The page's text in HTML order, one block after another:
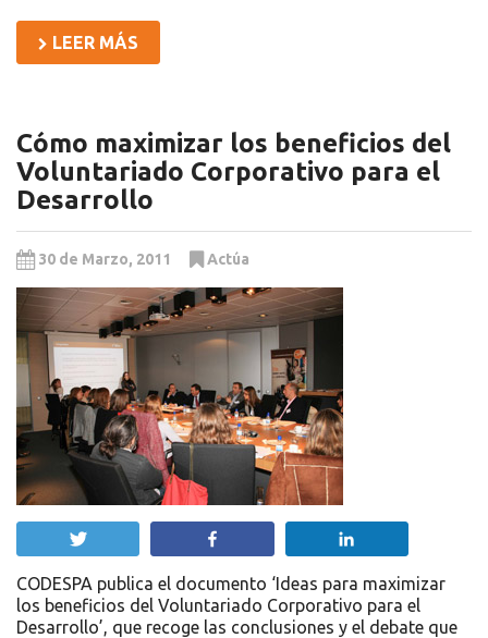
LEER MÁS
Cómo maximizar los beneficios del
Voluntariado Corporativo para el
Desarrollo
30 de Marzo, 2011 Actúa
CODESPA publica el documento ‘Ideas para maximizar
los beneficios del Voluntariado Corporativo para el
Desarrollo’, que recoge las conclusiones y el debate que